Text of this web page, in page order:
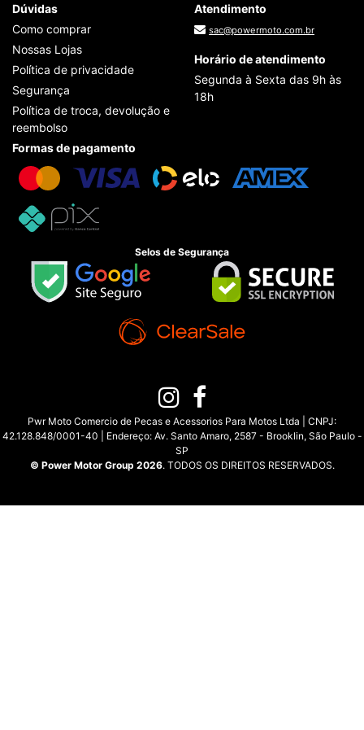
Dúvidas
Como comprar
Nossas Lojas
Política de privacidade
Segurança
Política de troca, devolução e
reembolso
Atendimento
sac@powermoto.com.br
Horário de atendimento
Segunda à Sexta das 9h às
18h
Formas de pagamento
Selos de Segurança
Pwr Moto Comercio de Pecas e Acessorios Para Motos Ltda | CNPJ:
42.128.848/0001-40 | Endereço: Av. Santo Amaro, 2587 - Brooklin, São Paulo -
SP
© Power Motor Group 2026. TODOS OS DIREITOS RESERVADOS.